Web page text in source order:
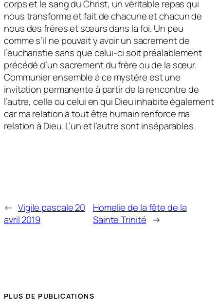
corps et le sang du Christ, un véritable repas qui
nous transforme et fait de chacune et chacun de
nous des frères et sœurs dans la foi. Un peu
comme s’il ne pouvait y avoir un sacrement de
l’eucharistie sans que celui-ci soit préalablement
précédé d’un sacrement du frère ou de la sœur.
Communier ensemble à ce mystère est une
invitation permanente à partir de la rencontre de
l’autre, celle ou celui en qui Dieu inhabite également
car ma relation à tout être humain renforce ma
relation à Dieu. L’un et l’autre sont inséparables.
← Vigile pascale 20
avril 2019
Homelie de la fête de la
Sainte Trinité →
PLUS DE PUBLICATIONS